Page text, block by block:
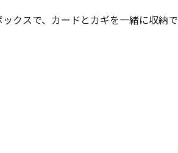
クスで、カードとカギを一緒に収納で